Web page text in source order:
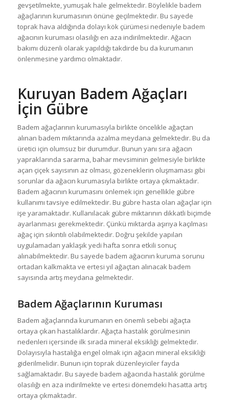
gevşetilmekte, yumuşak hale gelmektedir. Böylelikle badem
ağaçlarının kurumasının önüne geçilmektedir. Bu sayede
toprak hava aldığında dolayı kök çürümesi nedeniyle badem
ağacının kuruması olasılığı en aza indirilmektedir. Ağacın
bakımı düzenli olarak yapıldığı takdirde bu da kurumanın
önlenmesine yardımcı olmaktadır.
Kuruyan Badem Ağaçları
İçin Gübre
Badem ağaçlarının kurumasıyla birlikte öncelikle ağaçtan
alınan badem miktarında azalma meydana gelmektedir. Bu da
üretici için olumsuz bir durumdur. Bunun yanı sıra ağacın
yapraklarında sararma, bahar mevsiminin gelmesiyle birlikte
açan çiçek sayısının az olması, gözeneklerin oluşmaması gibi
sorunlar da ağacın kurumasıyla birlikte ortaya çıkmaktadır.
Badem ağacının kurumasını önlemek için genellikle gübre
kullanımı tavsiye edilmektedir. Bu gübre hasta olan ağaçlar için
işe yaramaktadır. Kullanılacak gübre miktarının dikkatli biçimde
ayarlanması gerekmektedir. Çünkü miktarda aşırıya kaçılması
ağaç için sıkıntılı olabilmektedir. Doğru şekilde yapılan
uygulamadan yaklaşık yedi hafta sonra etkili sonuç
alınabilmektedir. Bu sayede badem ağacının kuruma sorunu
ortadan kalkmakta ve ertesi yıl ağaçtan alınacak badem
sayısında artış meydana gelmektedir.
Badem Ağaçlarının Kuruması
Badem ağaçlarında kurumanın en önemli sebebi ağaçta
ortaya çıkan hastalıklardır. Ağaçta hastalık görülmesinin
nedenleri içersinde ilk sırada mineral eksikliği gelmektedir.
Dolayısıyla hastalığa engel olmak için ağacın mineral eksikliği
giderilmelidir. Bunun için toprak düzenleyiciler fayda
sağlamaktadır. Bu sayede badem ağacında hastalık görülme
olasılığı en aza indirilmekte ve ertesi dönemdeki hasatta artış
ortaya çıkmaktadır.